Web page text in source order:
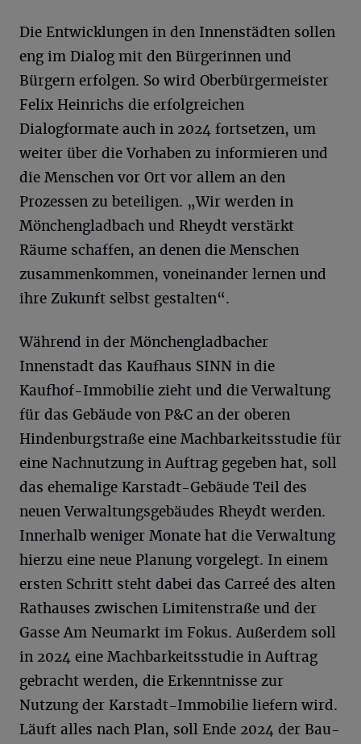
Die Entwicklungen in den Innenstädten sollen
eng im Dialog mit den Bürgerinnen und
Bürgern erfolgen. So wird Oberbürgermeister
Felix Heinrichs die erfolgreichen
Dialogformate auch in 2024 fortsetzen, um
weiter über die Vorhaben zu informieren und
die Menschen vor Ort vor allem an den
Prozessen zu beteiligen. „Wir werden in
Mönchengladbach und Rheydt verstärkt
Räume schaffen, an denen die Menschen
zusammenkommen, voneinander lernen und
ihre Zukunft selbst gestalten“.
Während in der Mönchengladbacher
Innenstadt das Kaufhaus SINN in die
Kaufhof-Immobilie zieht und die Verwaltung
für das Gebäude von P&C an der oberen
Hindenburgstraße eine Machbarkeitsstudie für
eine Nachnutzung in Auftrag gegeben hat, soll
das ehemalige Karstadt-Gebäude Teil des
neuen Verwaltungsgebäudes Rheydt werden.
Innerhalb weniger Monate hat die Verwaltung
hierzu eine neue Planung vorgelegt. In einem
ersten Schritt steht dabei das Carreé des alten
Rathauses zwischen Limitenstraße und der
Gasse Am Neumarkt im Fokus. Außerdem soll
in 2024 eine Machbarkeitsstudie in Auftrag
gebracht werden, die Erkenntnisse zur
Nutzung der Karstadt-Immobilie liefern wird.
Läuft alles nach Plan, soll Ende 2024 der Bau-